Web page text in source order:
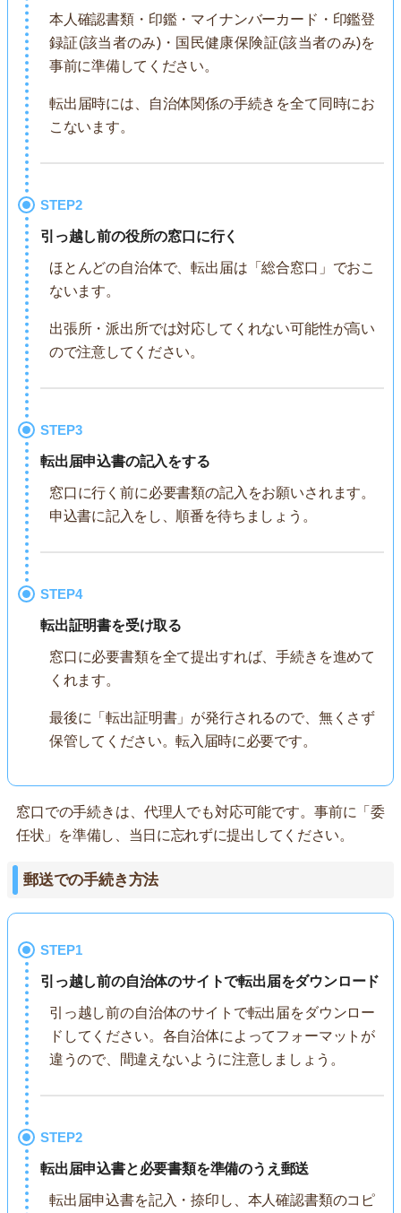
本人確認書類・印鑑・マイナンバーカード・印鑑登
録証(該当者のみ)・国民健康保険証(該当者のみ)を
事前に準備してください。
転出届時には、自治体関係の手続きを全て同時にお
こないます。
STEP2
引っ越し前の役所の窓口に行く
ほとんどの自治体で、転出届は「総合窓口」でおこ
ないます。
出張所・派出所では対応してくれない可能性が高い
ので注意してください。
STEP3
転出届申込書の記入をする
窓口に行く前に必要書類の記入をお願いされます。
申込書に記入をし、順番を待ちましょう。
STEP4
転出証明書を受け取る
窓口に必要書類を全て提出すれば、手続きを進めて
くれます。
最後に「転出証明書」が発行されるので、無くさず
保管してください。転入届時に必要です。
窓口での手続きは、代理人でも対応可能です。事前に「委
任状」を準備し、当日に忘れずに提出してください。
郵送での手続き方法
STEP1
引っ越し前の自治体のサイトで転出届をダウンロード
引っ越し前の自治体のサイトで転出届をダウンロー
ドしてください。各自治体によってフォーマットが
違うので、間違えないように注意しましょう。
STEP2
転出届申込書と必要書類を準備のうえ郵送
転出届申込書を記入・捺印し、本人確認書類のコピ